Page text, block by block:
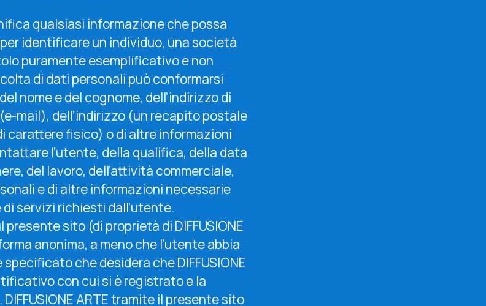
qualsiasi informazione che possa
identificare un individuo, una società
puramente esemplificativo e non
di dati personali può conformarsi
nome e del cognome, dell’indirizzo di
mail), dell’indirizzo (un recapito postale
carattere fisico) o di altre informazioni
l’utente, della qualifica, della data
del lavoro, dell’attività commerciale,
e di altre informazioni necessarie
servizi richiesti dall’utente.
sito (di proprietà di DIFFUSIONE
anonima, a meno che l’utente abbia
che desidera che DIFFUSIONE
con cui si è registrato e la
ARTE tramite il presente sito